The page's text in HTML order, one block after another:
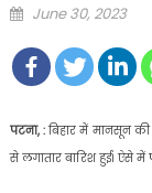
Posted
June 30, 2023
पटना, :बिहार में मानसून की
से लगातार बारिश हुई। ऐसे